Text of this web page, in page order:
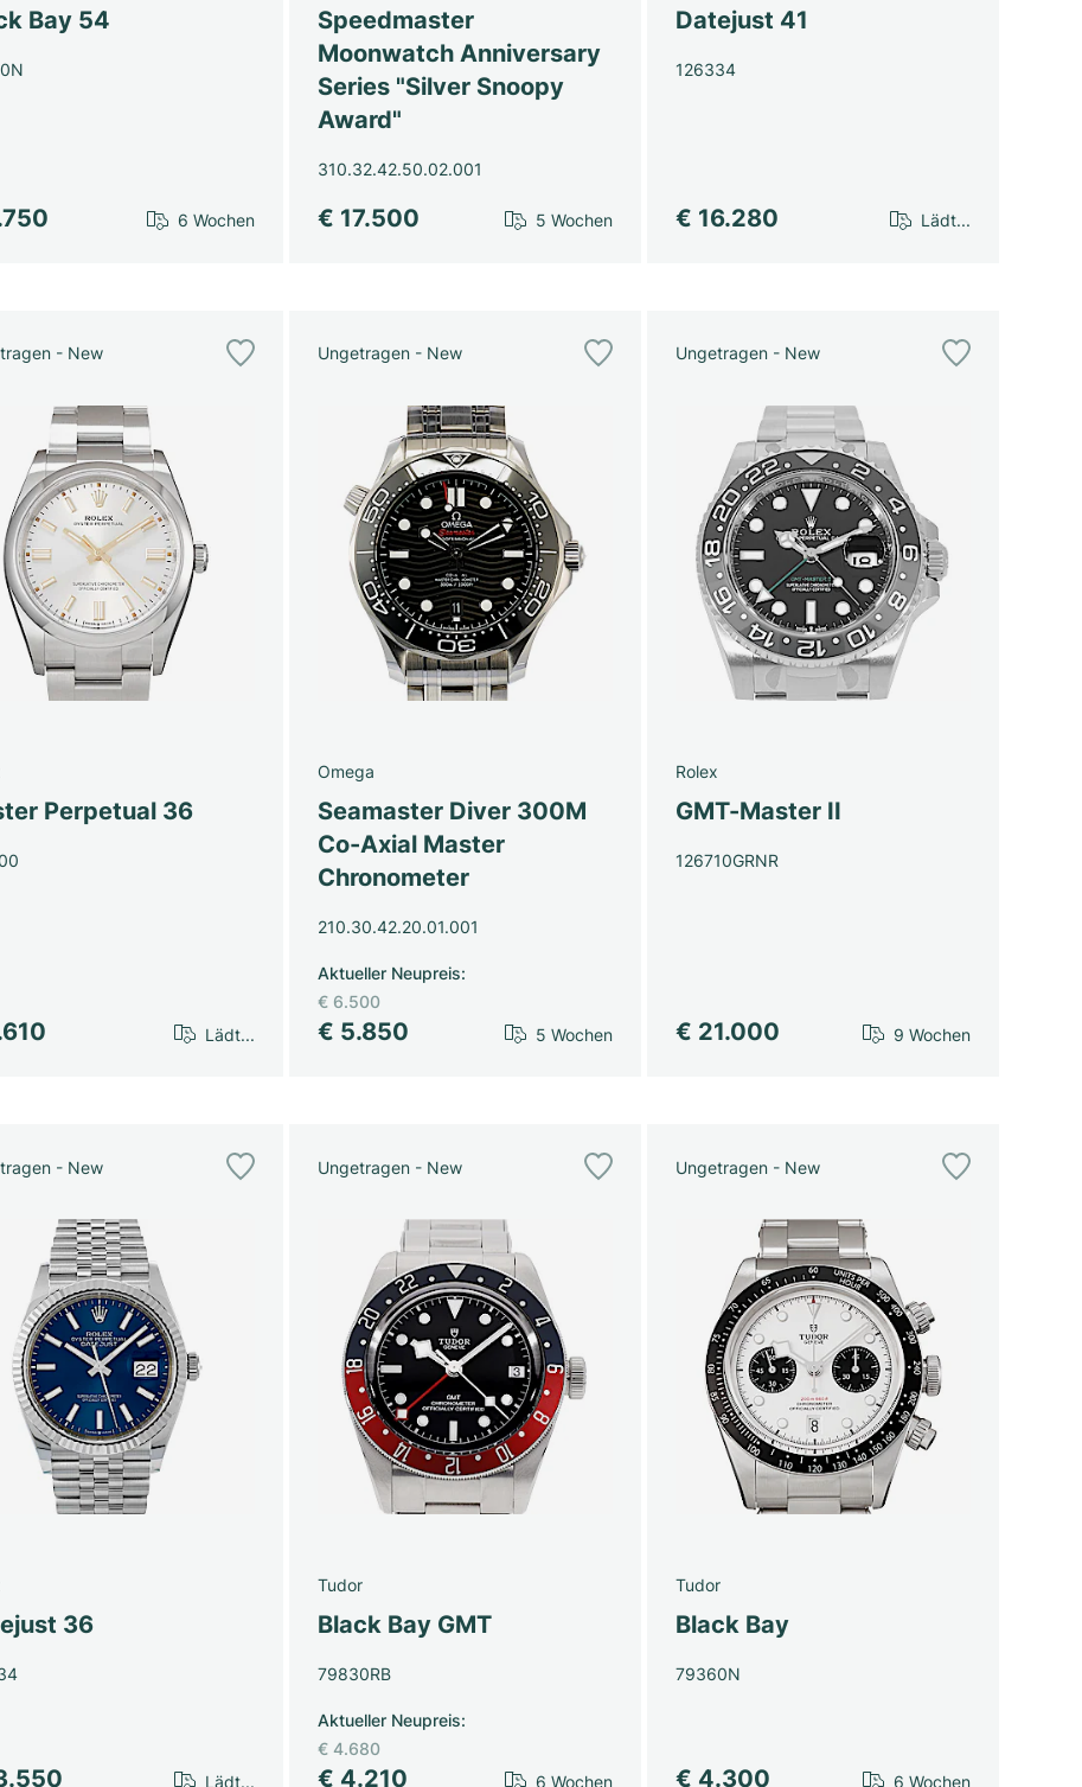
Bay 54
6 Wochen
Speedmaster
Moonwatch Anniversary
Series "Silver Snoopy
Award"
310.32.42.50.02.001
€ 17.500 5 Wochen
Datejust 41
126334
€ 16.280 Lädt...
- New
Perpetual 36
Lädt...
Ungetragen - New
Omega
Seamaster Diver 300M
Co-Axial Master
Chronometer
210.30.42.20.01.001
€ 5.850
Aktueller Neupreis:
€ 6.500
5 Wochen
Ungetragen - New
Rolex
GMT-Master II
126710GRNR
€ 21.000 9 Wochen
- New
36
Lädt...
Ungetragen - New
Tudor
Black Bay GMT
79830RB
€ 4.210
Aktueller Neupreis:
€ 4.680
6 Wochen
Ungetragen - New
Tudor
Black Bay
79360N
€ 4.300 6 Wochen